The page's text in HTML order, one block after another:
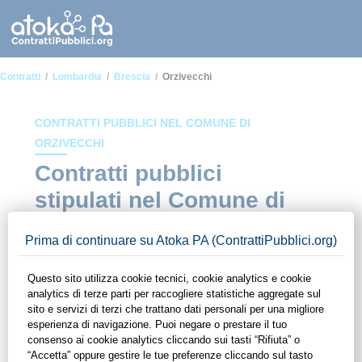
Contratti Lombardia Brescia Orzivecchi
CONTRATTI PUBBLICI NEL COMUNE DI
ORZIVECCHI
Contratti pubblici
stipulati nel Comune di
all'interno del Comune di Orzivecchi. Grazie alle funzionalità
di ContrattiPubblici.org potrai monitorare la scadenza dei
contratti pubblici di tuo interesse e programmare la tua attività
commerciale con le Pubbliche Amministrazioni con largo
anticipo. Il servizio di ContrattiPubblici.org offre agli utenti 7
giorni di prova gratuiti per avere l'opportunità di conoscere e